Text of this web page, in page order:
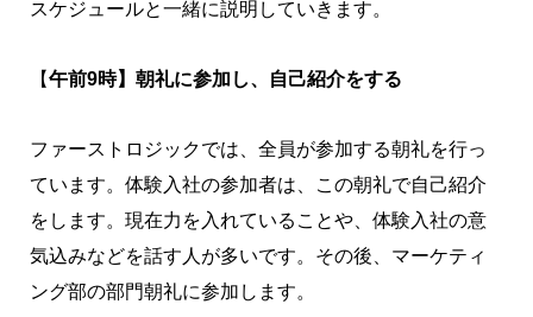
スケジュールと一緒に説明していきます。
【午前9時】朝礼に参加し、自己紹介をする
ファーストロジックでは、全員が参加する朝礼を行っ
ています。体験入社の参加者は、この朝礼で自己紹介
をします。現在力を入れていることや、体験入社の意
気込みなどを話す人が多いです。その後、マーケティ
ング部の部門朝礼に参加します。